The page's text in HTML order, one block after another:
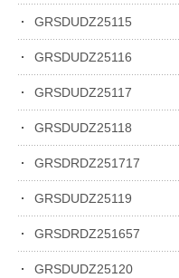
GRSDUDZ25115
GRSDUDZ25116
GRSDUDZ25117
GRSDUDZ25118
GRSDRDZ251717
GRSDUDZ25119
GRSDRDZ251657
GRSDUDZ25120